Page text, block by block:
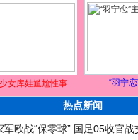
女库娃尴尬性事 “羽宁恋
热点新闻
军欧战“保零球” 国足05收官战